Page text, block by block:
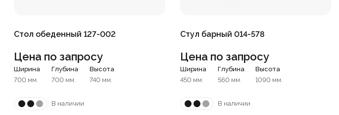
Стол обеденный 127-002
Цена по запросу
Ширина
700 мм.
Глубина
700 мм.
Высота
740 мм.
В наличии
Стул барный 014-578
Цена по запросу
Ширина
450 мм.
Глубина
560 мм.
Высота
1090 мм.
В наличии